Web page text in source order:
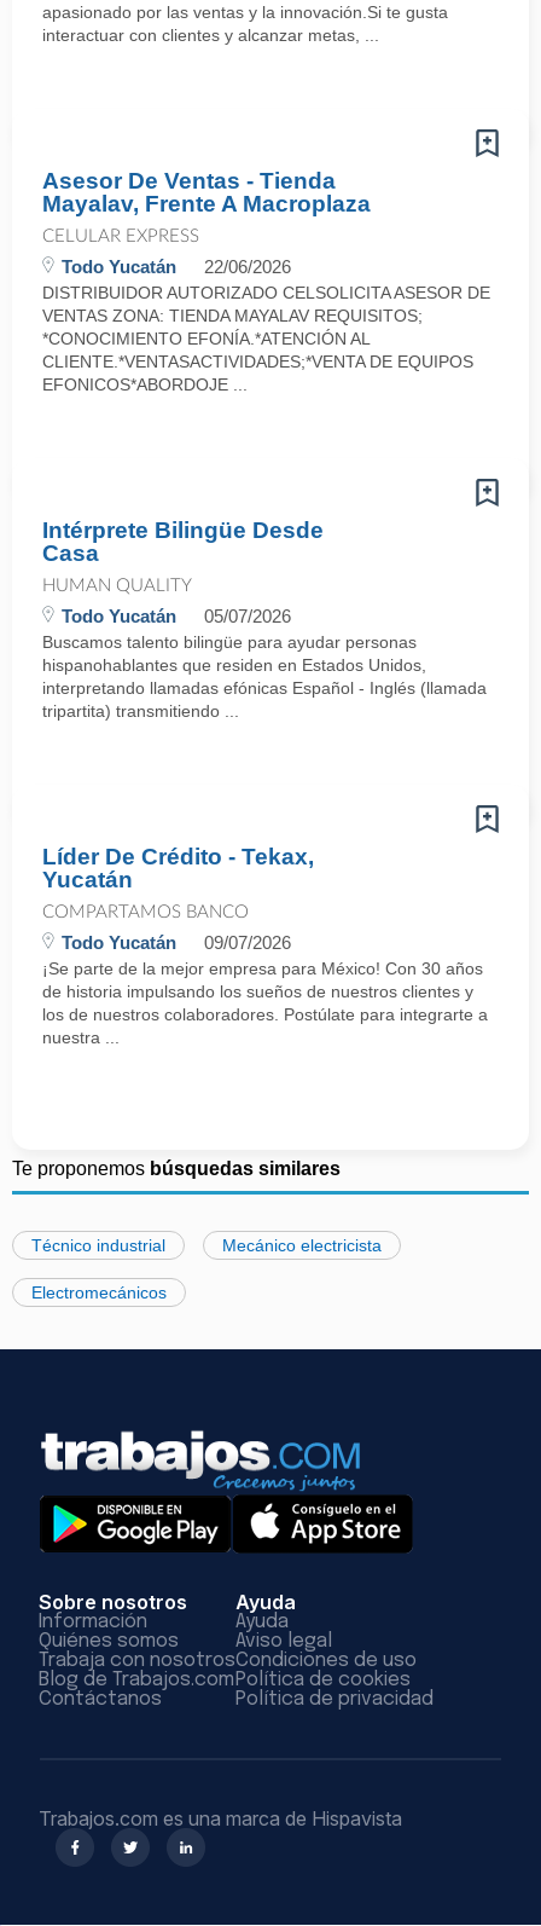
apasionado por las ventas y la innovación.Si te gusta
interactuar con clientes y alcanzar metas, ...
Asesor De Ventas - Tienda
Mayalav, Frente A Macroplaza
CELULAR EXPRESS
Todo Yucatán 22/06/2026
DISTRIBUIDOR AUTORIZADO CELSOLICITA ASESOR DE
VENTAS ZONA: TIENDA MAYALAV REQUISITOS;
*CONOCIMIENTO EFONÍA.*ATENCIÓN AL
CLIENTE.*VENTASACTIVIDADES;*VENTA DE EQUIPOS
EFONICOS*ABORDOJE ...
Intérprete Bilingüe Desde
Casa
HUMAN QUALITY
Todo Yucatán 05/07/2026
Buscamos talento bilingüe para ayudar personas
hispanohablantes que residen en Estados Unidos,
interpretando llamadas efónicas Español - Inglés (llamada
tripartita) transmitiendo ...
Líder De Crédito - Tekax,
Yucatán
COMPARTAMOS BANCO
Todo Yucatán 09/07/2026
¡Se parte de la mejor empresa para México! Con 30 años
de historia impulsando los sueños de nuestros clientes y
los de nuestros colaboradores. Postúlate para integrarte a
nuestra ...
Te proponemos búsquedas similares
Técnico industrial Mecánico electricista
Electromecánicos
Sobre nosotros
Información
Quiénes somos
Trabaja con nosotros
Blog de Trabajos.com
Contáctanos
Ayuda
Ayuda
Aviso legal
Condiciones de uso
Política de cookies
Política de privacidad
Trabajos.com es una marca de Hispavista